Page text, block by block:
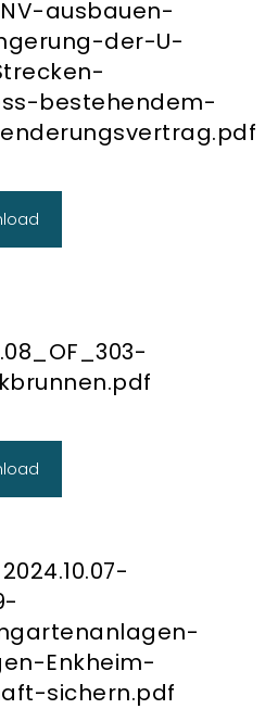
ausbauen-
der-U-
bestehendem-
Enkheim-
sichern.pdf